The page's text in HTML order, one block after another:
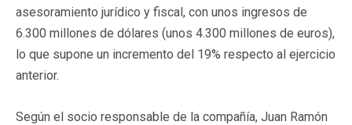
asesoramiento jurídico y fiscal, con unos ingresos de
6.300 millones de dólares (unos 4.300 millones de euros),
lo que supone un incremento del 19% respecto al ejercicio
anterior.
Según el socio responsable de la compañía, Juan Ramón